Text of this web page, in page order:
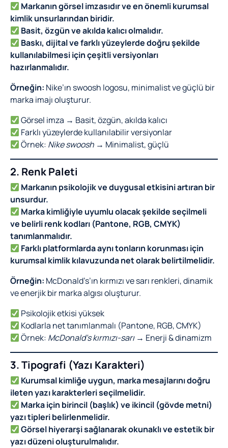
Markanın görsel imzasıdır ve en önemli kurumsal
kimlik unsurlarından biridir.
Basit, özgün ve akılda kalıcı olmalıdır.
Baskı, dijital ve farklı yüzeylerde doğru şekilde
kullanılabilmesi için çeşitli versiyonları
hazırlanmalıdır.
Örneğin: Nike’ın swoosh logosu, minimalist ve güçlü bir
marka imajı oluşturur.
Görsel imza → Basit, özgün, akılda kalıcı
Farklı yüzeylerde kullanılabilir versiyonlar
Örnek: Nike swoosh → Minimalist, güçlü
2. Renk Paleti
Markanın psikolojik ve duygusal etkisini artıran bir
unsurdur.
Marka kimliğiyle uyumlu olacak şekilde seçilmeli
ve belirli renk kodları (Pantone, RGB, CMYK)
tanımlanmalıdır.
Farklı platformlarda aynı tonların korunması için
kurumsal kimlik kılavuzunda net olarak belirtilmelidir.
Örneğin: McDonald’s’ın kırmızı ve sarı renkleri, dinamik
ve enerjik bir marka algısı oluşturur.
Psikolojik etkisi yüksek
Kodlarla net tanımlanmalı (Pantone, RGB, CMYK)
Örnek: McDonald’s kırmızı-sarı→ Enerji & dinamizm
3. Tipografi (Yazı Karakteri)
Kurumsal kimliğe uygun, marka mesajlarını doğru
ileten yazı karakterleri seçilmelidir.
Marka için birincil (başlık) ve ikincil (gövde metni)
yazı tipleri belirlenmelidir.
Görsel hiyerarşi sağlanarak okunaklı ve estetik bir
yazı düzeni oluşturulmalıdır.